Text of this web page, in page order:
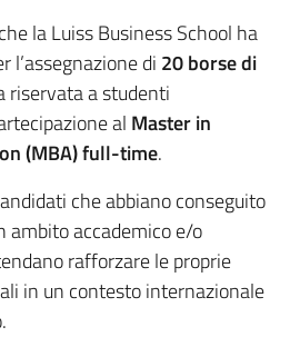
la Luiss Business School ha
l’assegnazione di 20 borse di
riservata a studenti
al Master in
(MBA) full-time.
che abbiano conseguito
ambito accademico e/o
rafforzare le proprie
in un contesto internazionale